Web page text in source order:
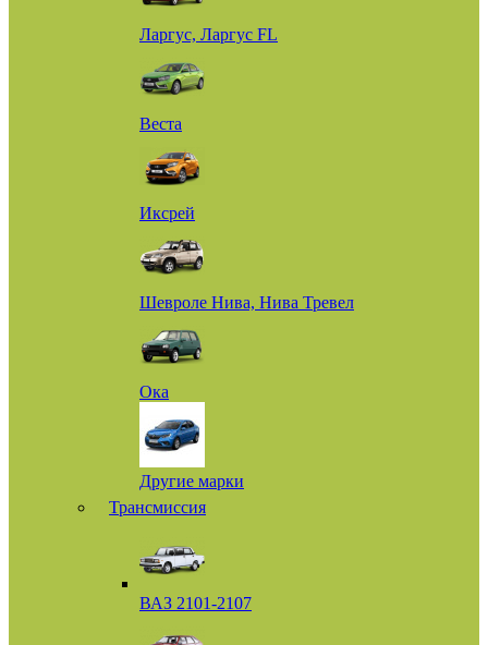
Ларгус, Ларгус FL
Веста
Иксрей
Шевроле Нива, Нива Тревел
Ока
Другие марки
Трансмиссия
ВАЗ 2101-2107